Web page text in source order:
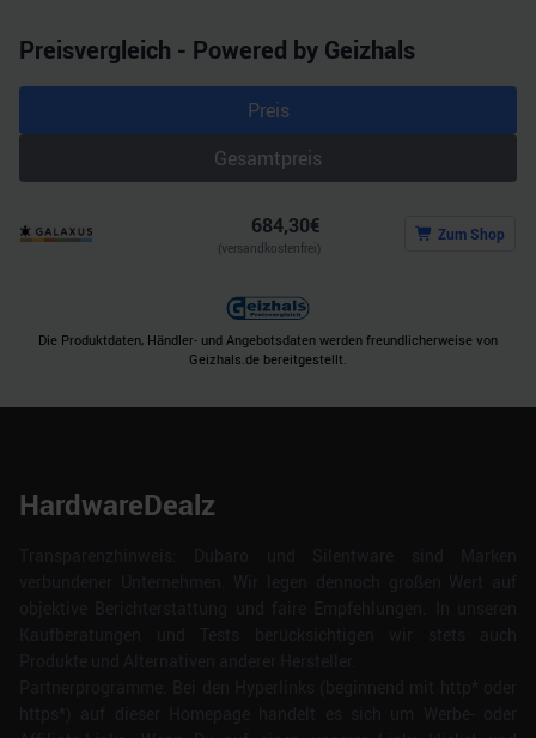
Preisvergleich - Powered by Geizhals
Preis
Gesamtpreis
684,30€
(versandkostenfrei)
Zum Shop
Die Produktdaten, Händler- und Angebotsdaten werden freundlicherweise von
Geizhals.de bereitgestellt.
HardwareDealz